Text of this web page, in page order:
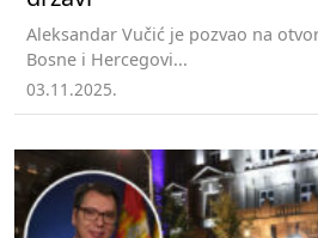
Aleksandar Vučić je pozvao na
Bosne i Hercegovi...
03.11.2025.